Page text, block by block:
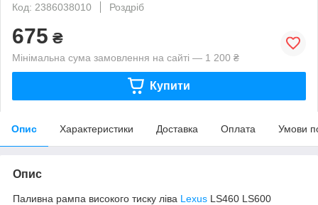
Код: 2386038010
Роздріб
675 ₴
Мінімальна сума замовлення на сайті — 1 200 ₴
Купити
Опис Характеристики Доставка Оплата Умови
Опис
Паливна рампа високого тиску ліва Lexus LS460 LS600